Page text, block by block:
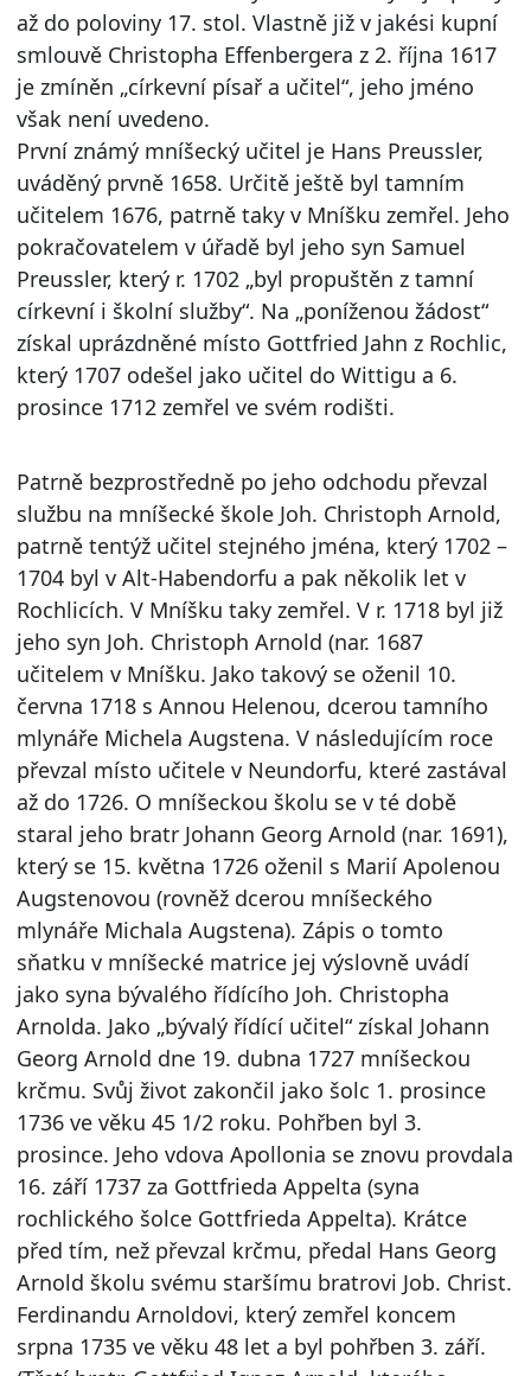
až do poloviny 17. stol. Vlastně již v jakési kupní
smlouvě Christopha Effenbergera z 2. října 1617
je zmíněn „církevní písař a učitel“, jeho jméno
však není uvedeno.
První známý mníšecký učitel je Hans Preussler,
uváděný prvně 1658. Určitě ještě byl tamním
učitelem 1676, patrně taky v Mníšku zemřel. Jeho
pokračovatelem v úřadě byl jeho syn Samuel
Preussler, který r. 1702 „byl propuštěn z tamní
církevní i školní služby“. Na „poníženou žádost“
získal uprázdněné místo Gottfried Jahn z Rochlic,
který 1707 odešel jako učitel do Wittigu a 6.
prosince 1712 zemřel ve svém rodišti.
Patrně bezprostředně po jeho odchodu převzal
službu na mníšecké škole Joh. Christoph Arnold,
patrně tentýž učitel stejného jména, který 1702 –
1704 byl v Alt-Habendorfu a pak několik let v
Rochlicích. V Mníšku taky zemřel. V r. 1718 byl již
jeho syn Joh. Christoph Arnold (nar. 1687
učitelem v Mníšku. Jako takový se oženil 10.
června 1718 s Annou Helenou, dcerou tamního
mlynáře Michela Augstena. V následujícím roce
převzal místo učitele v Neundorfu, které zastával
až do 1726. O mníšeckou školu se v té době
staral jeho bratr Johann Georg Arnold (nar. 1691),
který se 15. května 1726 oženil s Marií Apolenou
Augstenovou (rovněž dcerou mníšeckého
mlynáře Michala Augstena). Zápis o tomto
sňatku v mníšecké matrice jej výslovně uvádí
jako syna bývalého řídícího Joh. Christopha
Arnolda. Jako „bývalý řídící učitel“ získal Johann
Georg Arnold dne 19. dubna 1727 mníšeckou
krčmu. Svůj život zakončil jako šolc 1. prosince
1736 ve věku 45 1/2 roku. Pohřben byl 3.
prosince. Jeho vdova Apollonia se znovu provdala
16. září 1737 za Gottfrieda Appelta (syna
rochlického šolce Gottfrieda Appelta). Krátce
před tím, než převzal krčmu, předal Hans Georg
Arnold školu svému staršímu bratrovi Job. Christ.
Ferdinandu Arnoldovi, který zemřel koncem
srpna 1735 ve věku 48 let a byl pohřben 3. září.